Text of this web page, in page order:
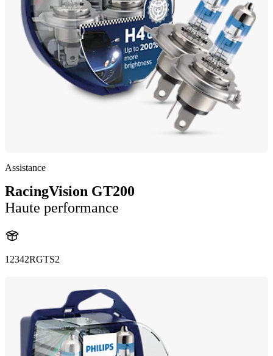
Assistance
RacingVision GT200
Haute performance
12342RGTS2